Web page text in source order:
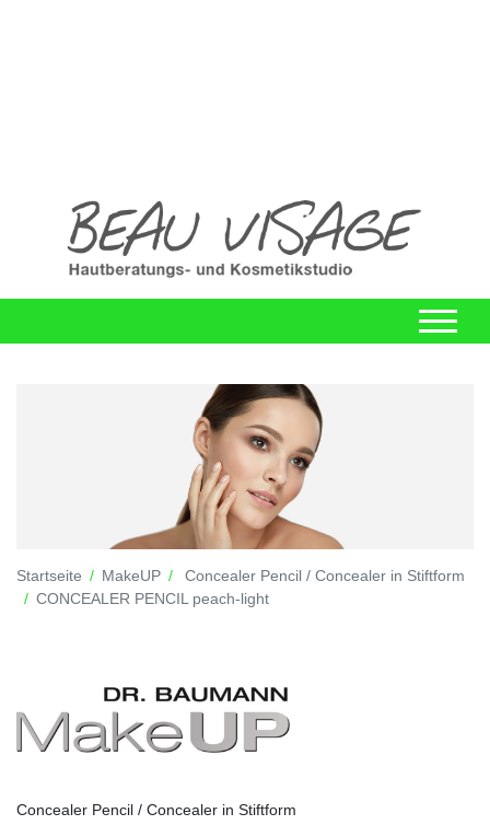
Startseite MakeUP
Concealer Pencil / Concealer in Stiftform
CONCEALER PENCIL peach-light
Concealer Pencil / Concealer in Stiftform